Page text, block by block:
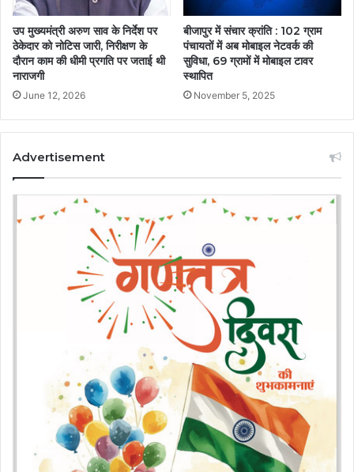
उप मुख्यमंत्री अरुण साव के निर्देश पर
ठेकेदार को नोटिस जारी, निरीक्षण के
दौरान काम की धीमी प्रगति पर जताई थी
नाराजगी
June 12, 2026
बीजापुर में संचार क्रांति : 102 ग्राम
पंचायतों में अब मोबाइल नेटवर्क की
सुविधा, 69 ग्रामों में मोबाइल टावर
स्थापित
November 5, 2025
Advertisement